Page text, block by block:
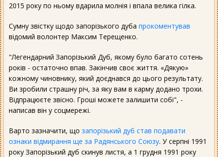
2015 року по ньому вдарила молнія і впала велика гілка.
Сумну звістку щодо запорізького дуба прокоментував
відомий волонтер Максим Терещенко.
"Легендарний Запорізький Дуб, якому було багато сотень
років - остаточно впав. Закінчив своє життя. «Дякую»
кожному чиновнику, який доєднався до цього результату.
Ви зробили страшну річ, за яку вам в карму додано трохи.
Відпрацюєте звісно. Гроші можете залишити собі", -
написав він у соцмережі.
Варто зазначити, що запорізький дуб став подавати
ознаки відмирання ще за Радянського Союзу. У серпні 1991
року Запорізький дуб скинув листя, а 1 грудня 1991 року